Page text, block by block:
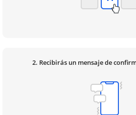
2. Recibirás un mensaje de